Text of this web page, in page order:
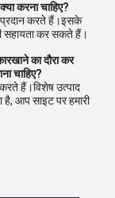
करना चाहिए?
प्रदान करते हैं।इसके
सहायता कर सकते हैं।
का दौरा कर
चाहिए?
हैं।विशेष उत्पाद
आप साइट पर हमारी